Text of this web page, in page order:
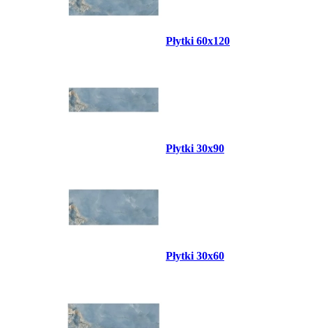
Płytki 60x120
Płytki 30x90
Płytki 30x60